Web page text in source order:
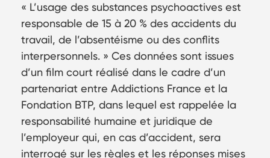
« L’usage des substances psychoactives est
responsable de 15 à 20 % des accidents du
travail, de l’absentéisme ou des conflits
interpersonnels. » Ces données sont issues
d’un film court réalisé dans le cadre d’un
partenariat entre Addictions France et la
Fondation BTP, dans lequel est rappelée la
responsabilité humaine et juridique de
l’employeur qui, en cas d’accident, sera
interrogé sur les règles et les réponses mises